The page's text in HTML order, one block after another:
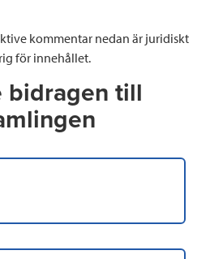
kommentar nedan är juridiskt
för innehållet.
bidragen till